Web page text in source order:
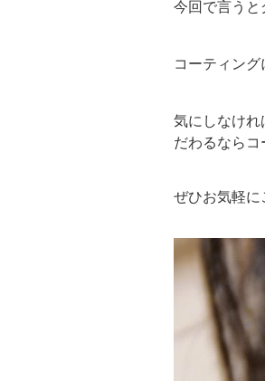
今回で言うと
コーティン
気にしなけ
だわるならコ
ぜひお気軽に